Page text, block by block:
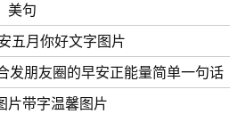
美句
五月你好文字图片
发朋友圈的早安正能量简单一句话
片带字温馨图片